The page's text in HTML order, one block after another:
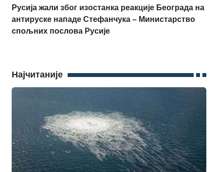
Русија жали због изостанка реакције Београда на
антируске нападе Стефанчука – Министарство
спољних послова Русије
Најчитаније